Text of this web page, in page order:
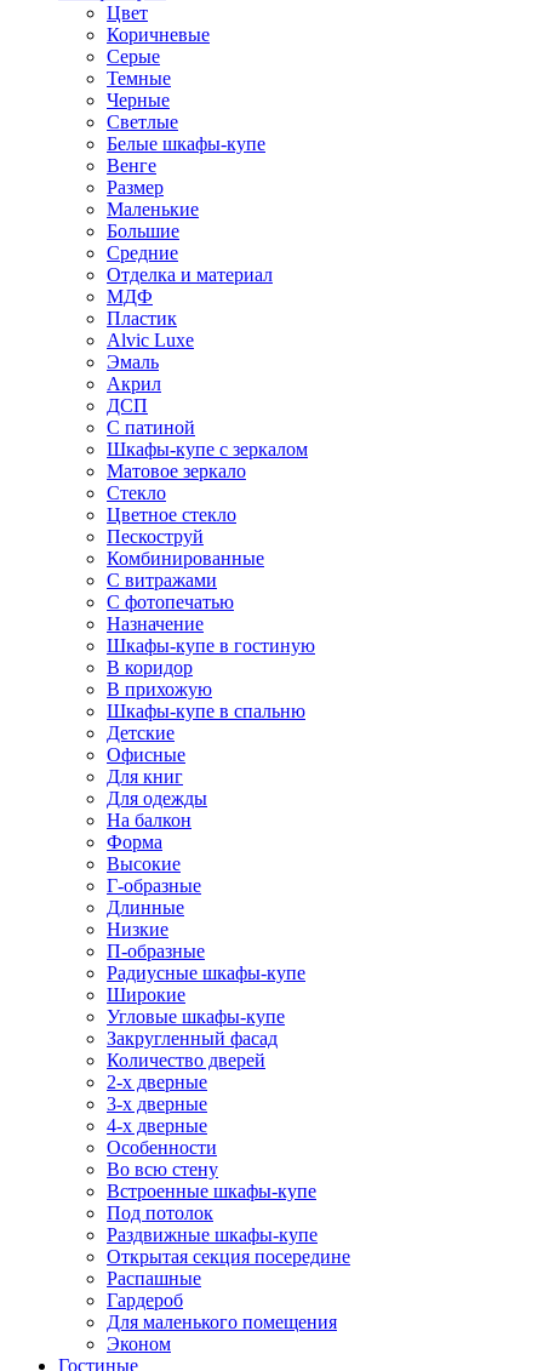
Цвет
Коричневые
Серые
Темные
Черные
Светлые
Белые шкафы-купе
Венге
Размер
Маленькие
Большие
Средние
Отделка и материал
МДФ
Пластик
Alvic Luxe
Эмаль
Акрил
ДСП
С патиной
Шкафы-купе с зеркалом
Матовое зеркало
Стекло
Цветное стекло
Пескоструй
Комбинированные
С витражами
С фотопечатью
Назначение
Шкафы-купе в гостиную
В коридор
В прихожую
Шкафы-купе в спальню
Детские
Офисные
Для книг
Для одежды
На балкон
Форма
Высокие
Г-образные
Длинные
Низкие
П-образные
Радиусные шкафы-купе
Широкие
Угловые шкафы-купе
Закругленный фасад
Количество дверей
2-х дверные
3-х дверные
4-х дверные
Особенности
Во всю стену
Встроенные шкафы-купе
Под потолок
Раздвижные шкафы-купе
Открытая секция посередине
Распашные
Гардероб
Для маленького помещения
Эконом
Гостиные